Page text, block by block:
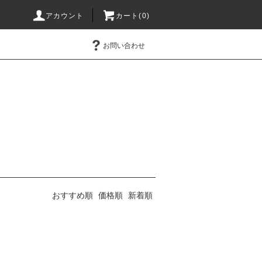
アカウント カート(0)
お問い合わせ
おすすめ順 価格順 新着順